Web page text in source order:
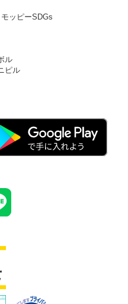
モッピーSDGs
ル
ピル